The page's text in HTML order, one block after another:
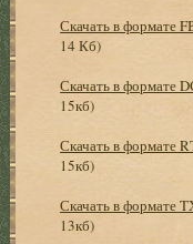
Скачать в формате
14 Кб)
Скачать в формате
15кб)
Скачать в формате
15кб)
Скачать в формате
13кб)